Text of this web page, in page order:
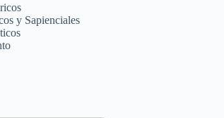
y Sapienciales